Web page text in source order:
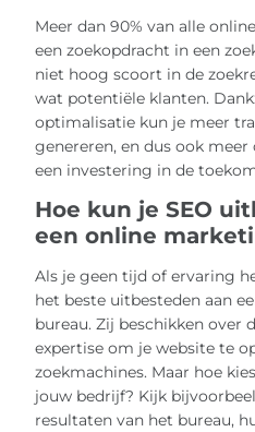
Meer dan 90% van alle
een zoekopdracht in een
niet hoog scoort in de
wat potentiële klanten.
optimalisatie kun je meer
genereren, en dus ook meer
een investering in de
Hoe kun je SEO
een online
Als je geen tijd of ervaring
het beste uitbesteden aan
bureau. Zij beschikken over
expertise om je website te
zoekmachines. Maar hoe
jouw bedrijf? Kijk
resultaten van het bureau,